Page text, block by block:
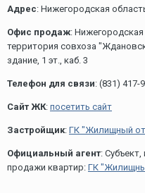
Адрес: Нижегородская
Офис продаж:
территория совхоза
здание, 1 эт., каб. 3
Телефон для связи: (831) 417-
Сайт ЖК: посетить сайт
Застройщик: ГК "Жилищный
Официальный агент:
продажи квартир: ГК